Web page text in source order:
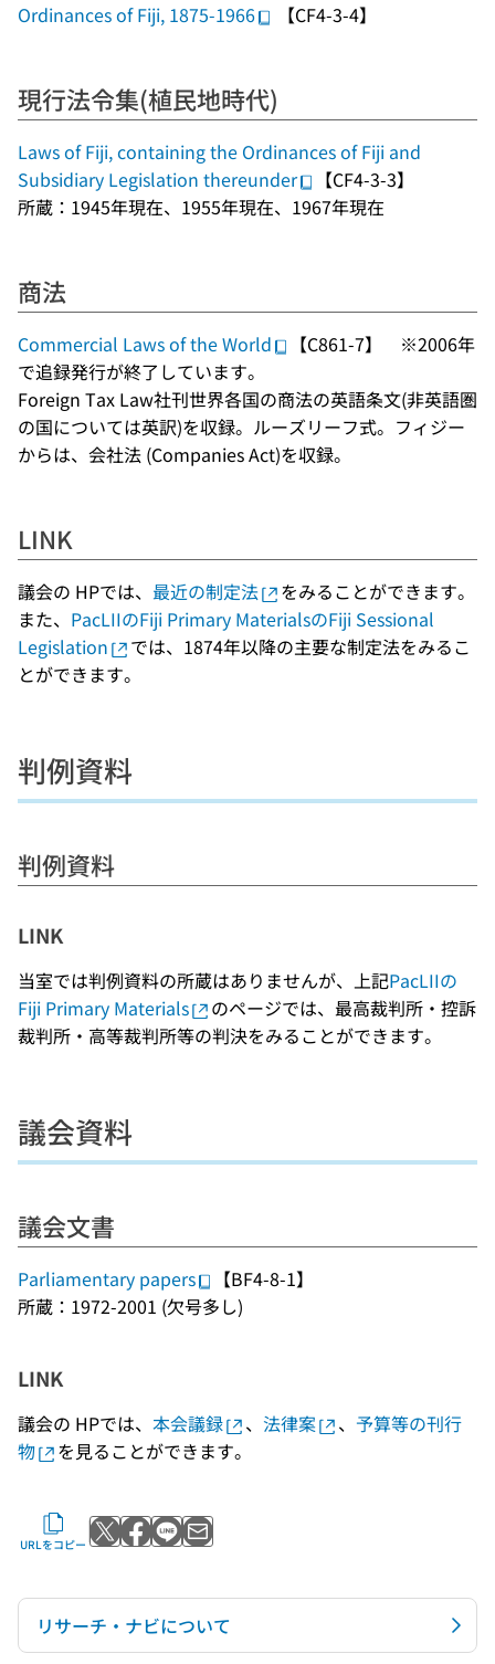
Ordinances of Fiji, 1875-1966 【CF4-3-4】
現行法令集(植民地時代)
Laws of Fiji, containing the Ordinances of Fiji and
Subsidiary Legislation thereunder
【CF4-3-3】
所蔵：1945年現在、1955年現在、1967年現在
商法
Commercial Laws of the World
【C861-7】 ※2006年
で追録発行が終了しています。
Foreign Tax Law社刊世界各国の商法の英語条文(非英語圏
の国については英訳)を収録。ルーズリーフ式。フィジー
からは、会社法 (Companies Act)を収録。
LINK
議会の HPでは、 最近の制定法
をみることができます。
また、 PacLIIのFiji Primary MaterialsのFiji Sessional
Legislation
では、1874年以降の主要な制定法をみるこ
とができます。
判例資料
判例資料
LINK
当室では判例資料の所蔵はありませんが、上記PacLIIの
Fiji Primary Materials
のページでは、最高裁判所・控訴
裁判所・高等裁判所等の判決をみることができます。
議会資料
議会文書
Parliamentary papers
【BF4-8-1】
所蔵：1972-2001 (欠号多し)
LINK
議会の HPでは、 本会議録 、 法律案 、 予算等の刊行
物
を見ることができます。
URLをコピー Xでポストする
Facebookでシェアする
LINEで送る
メールで送る
リサーチ・ナビについて